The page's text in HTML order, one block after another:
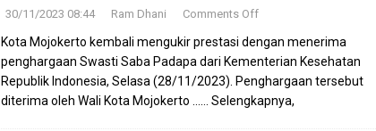
30/11/2023 08:44 Ram Dhani Comments Off
Kota Mojokerto kembali mengukir prestasi dengan menerima
penghargaan Swasti Saba Padapa dari Kementerian Kesehatan
Republik Indonesia, Selasa (28/11/2023). Penghargaan tersebut
diterima oleh Wali Kota Mojokerto
…… Selengkapnya,